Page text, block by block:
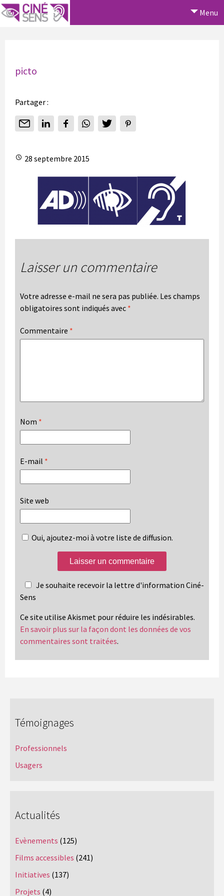
Menu
picto
Partager :
28 septembre 2015
Laisser un commentaire
Votre adresse e-mail ne sera pas publiée. Les champs
obligatoires sont indiqués avec *
Commentaire *
Nom *
E-mail *
Site web
Oui, ajoutez-moi à votre liste de diffusion.
Je souhaite recevoir la lettre d'information Ciné-
Sens
Ce site utilise Akismet pour réduire les indésirables.
En savoir plus sur la façon dont les données de vos
commentaires sont traitées.
Témoignages
Professionnels
Usagers
Actualités
Evènements (125)
Films accessibles (241)
Initiatives (137)
Projets (4)